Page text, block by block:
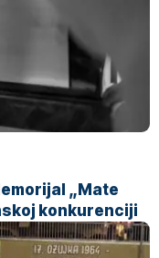
„Mate
konkurenciji